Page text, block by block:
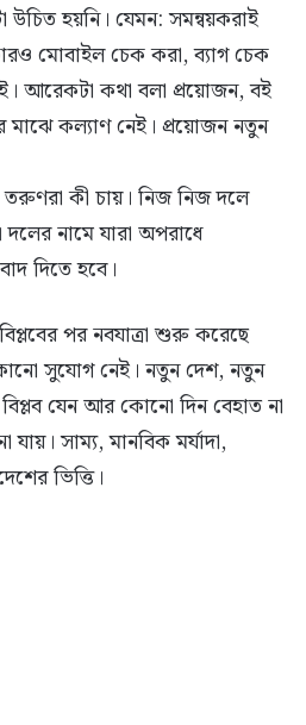
উচিত হয়নি। যেমন: সমন্বয়করাই
মোবাইল চেক করা, ব্যাগ চেক
আরেকটা কথা বলা প্রয়োজন, বই
কল্যাণ নেই। প্রয়োজন নতুন
তরুণরা কী চায়। নিজ নিজ দলে
নামে যারা অপরাধে
দিতে হবে।
পর নবযাত্রা শুরু করেছে
কোনো সুযোগ নেই। নতুন দেশ, নতুন
বিপ্লব যেন আর কোনো দিন বেহাত না
সাম্য, মানবিক মর্যাদা,
ভিত্তি।